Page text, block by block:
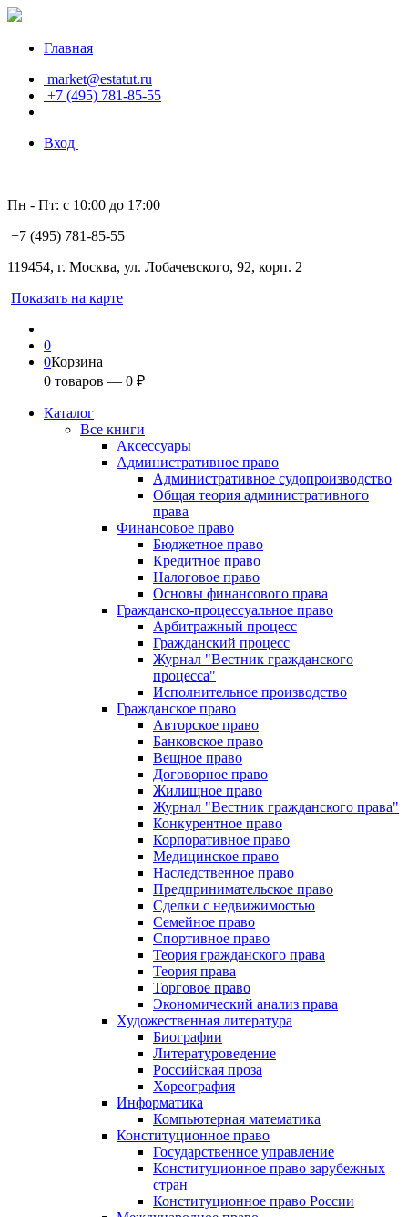
Главная
market@estatut.ru
+7 (495) 781-85-55
Вход
Пн - Пт: с 10:00 до 17:00
+7 (495) 781-85-55
119454, г. Москва, ул. Лобачевского, 92, корп. 2
Показать на карте
0
0Корзина
0 товаров — 0 ₽
Каталог
Все книги
Аксессуары
Административное право
Административное судопроизводство
Общая теория административного
права
Финансовое право
Бюджетное право
Кредитное право
Налоговое право
Основы финансового права
Гражданско-процессуальное право
Арбитражный процесс
Гражданский процесс
Журнал "Вестник гражданского
процесса"
Исполнительное производство
Гражданское право
Авторское право
Банковское право
Вещное право
Договорное право
Жилищное право
Журнал "Вестник гражданского права"
Конкурентное право
Корпоративное право
Медицинское право
Наследственное право
Предпринимательское право
Сделки с недвижимостью
Семейное право
Спортивное право
Теория гражданского права
Теория права
Торговое право
Экономический анализ права
Художественная литература
Биографии
Литературоведение
Российская проза
Хореография
Информатика
Компьютерная математика
Конституционное право
Государственное управление
Конституционное право зарубежных
стран
Конституционное право России